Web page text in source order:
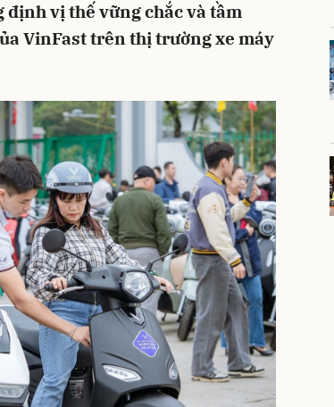
vị thế vững chắc và tầm
VinFast trên thị trường xe máy